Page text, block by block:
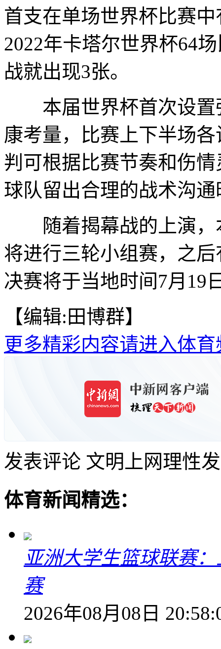
首支在单场世界杯比赛
2022年卡塔尔世界杯64
战就出现3张。
本届世界杯首次设置
康考量，比赛上下半场
判可根据比赛节奏和伤
球队留出合理的战术沟通
随着揭幕战的上演，
将进行三轮小组赛，之
决赛将于当地时间7月19
【编辑:田博群】
更多精彩内容请进入体育
发表评论 文明上网理性
体育新闻精选：
亚洲大学生篮球联赛
赛
2026年08月08日